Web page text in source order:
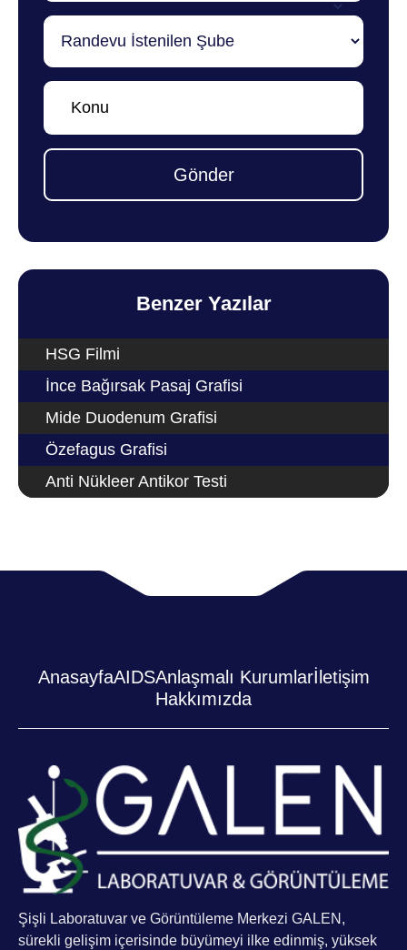
Gönder
Benzer Yazılar
HSG Filmi
İnce Bağırsak Pasaj Grafisi
Mide Duodenum Grafisi
Özefagus Grafisi
Anti Nükleer Antikor Testi
AnasayfaAIDSAnlaşmalı Kurumlarİletişim
Hakkımızda
Şişli Laboratuvar ve Görüntüleme Merkezi GALEN,
sürekli gelişim içerisinde büyümeyi ilke edinmiş, yüksek